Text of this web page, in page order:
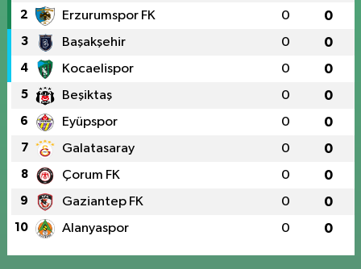
2 Erzurumspor FK 0 0
3 Başakşehir 0 0
4 Kocaelispor 0 0
5 Beşiktaş 0 0
6 Eyüpspor 0 0
7 Galatasaray 0 0
8 Çorum FK 0 0
9 Gaziantep FK 0 0
10 Alanyaspor 0 0